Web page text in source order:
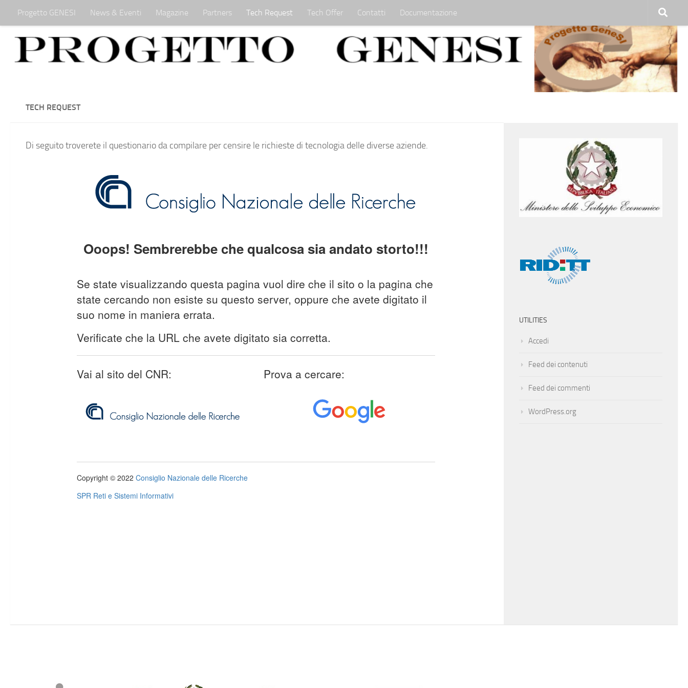
Salta al contenuto
Progetto GENESI News & Eventi Magazine Partners Tech Request Tech Offer Contatti Documentazione
TECH REQUEST
Di seguito troverete il questionario da compilare per censire le richieste di tecnologia delle diverse aziende.
UTILITIES
Accedi
Feed dei contenuti
Feed dei commenti
WordPress.org